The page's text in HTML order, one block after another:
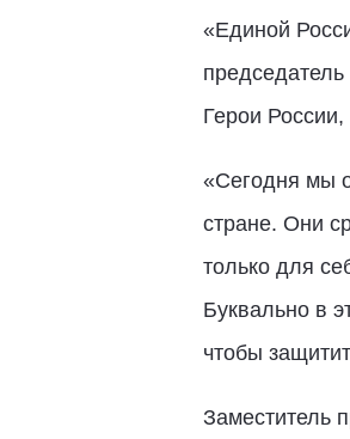
«Единой
Герои
«Сегодня мы
стране. Они
только для
Буквально в
чтобы
Заместитель